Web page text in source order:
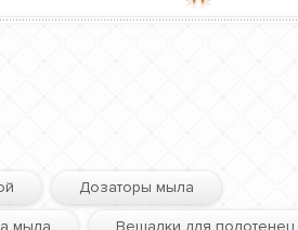
Дозаторы мыла
мыла Вешалки для полотенец